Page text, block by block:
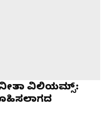
ವಿಲಿಯಮ್ಸ್:
ಊಹಿಸಲಾಗದ